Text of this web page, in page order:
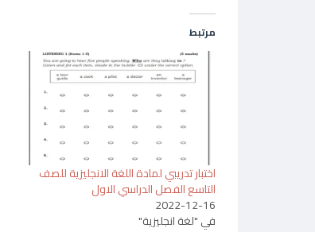
مرتبط
اختبار تدريبي لمادة اللغة الانجليزية للصف
التاسع الفصل الدراسي الاول
2022-12-16
في "لغة انجليزية"